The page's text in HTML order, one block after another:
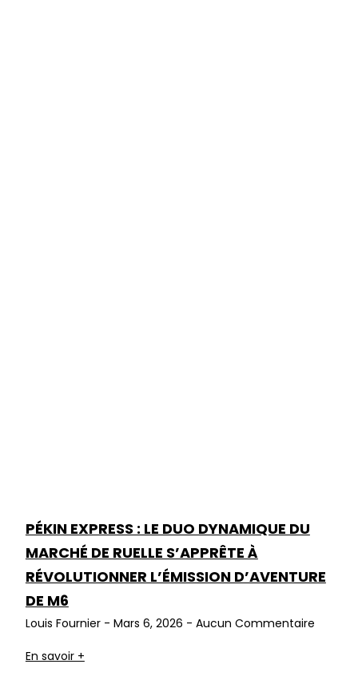
PÉKIN EXPRESS : LE DUO DYNAMIQUE DU
MARCHÉ DE RUELLE S’APPRÊTE À
RÉVOLUTIONNER L’ÉMISSION D’AVENTURE
DE M6
Louis Fournier Mars 6, 2026 Aucun Commentaire
En savoir +